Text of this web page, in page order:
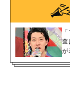
査
が